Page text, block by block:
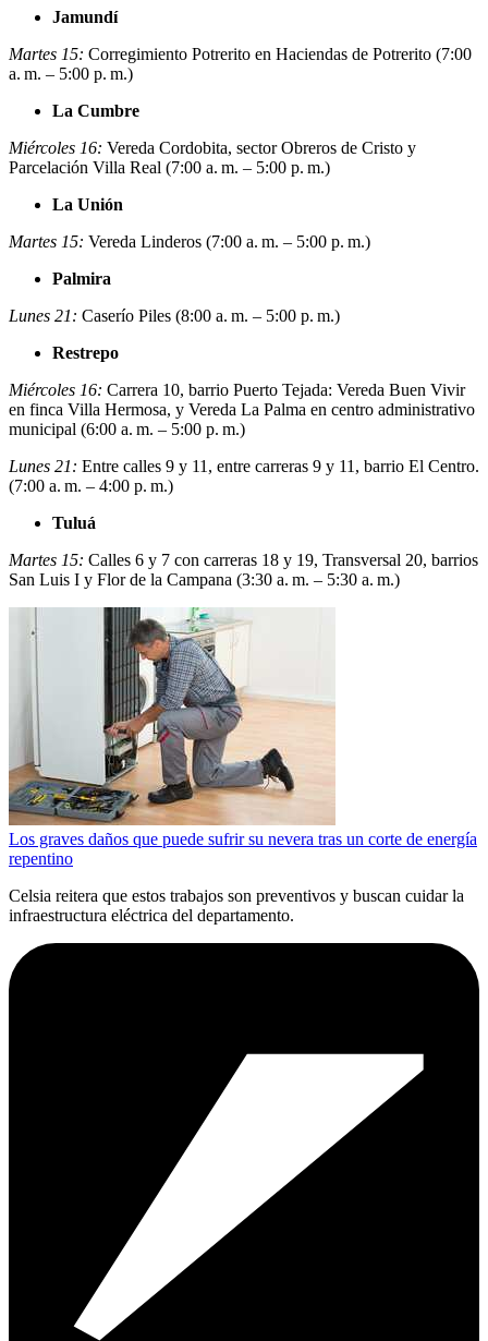
Jamundí
Martes 15: Corregimiento Potrerito en Haciendas de Potrerito (7:00
a. m. – 5:00 p. m.)
La Cumbre
Miércoles 16: Vereda Cordobita, sector Obreros de Cristo y
Parcelación Villa Real (7:00 a. m. – 5:00 p. m.)
La Unión
Martes 15: Vereda Linderos (7:00 a. m. – 5:00 p. m.)
Palmira
Lunes 21: Caserío Piles (8:00 a. m. – 5:00 p. m.)
Restrepo
Miércoles 16: Carrera 10, barrio Puerto Tejada: Vereda Buen Vivir
en finca Villa Hermosa, y Vereda La Palma en centro administrativo
municipal (6:00 a. m. – 5:00 p. m.)
Lunes 21: Entre calles 9 y 11, entre carreras 9 y 11, barrio El Centro.
(7:00 a. m. – 4:00 p. m.)
Tuluá
Martes 15: Calles 6 y 7 con carreras 18 y 19, Transversal 20, barrios
San Luis I y Flor de la Campana (3:30 a. m. – 5:30 a. m.)
Los graves daños que puede sufrir su nevera tras un corte de energía
repentino
Celsia reitera que estos trabajos son preventivos y buscan cuidar la
infraestructura eléctrica del departamento.